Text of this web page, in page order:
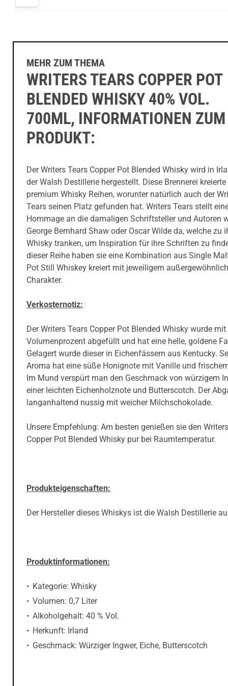
43% Vol. 700ml
MEHR ZUM THEMA
WRITERS TEARS COPPER POT
BLENDED WHISKY 40% VOL.
700ML, INFORMATIONEN ZUM
PRODUKT:
Der Writers Tears Copper Pot Blended Whisky wird in
der Walsh Destillerie hergestellt. Diese Brennerei kreierte
premium Whisky Reihen, worunter natürlich auch der
Tears seinen Platz gefunden hat. Writers Tears stellt
Hommage an die damaligen Schriftsteller und Autoren
George Bernhard Shaw oder Oscar Wilde da, welche zu
Whisky tranken, um Inspiration für ihre Schriften zu
dieser Reihe haben sie eine Kombination aus Single
Pot Still Whiskey kreiert mit jeweiligem
Charakter.
Verkosternotiz:
Der Writers Tears Copper Pot Blended Whisky wurde mit
Volumenprozent abgefüllt und hat eine helle, goldene
Gelagert wurde dieser in Eichenfässern aus Kentucky.
Aroma hat eine süße Honignote mit Vanille und
Im Mund verspürt man den Geschmack von würzigem
einer leichten Eichenholznote und Butterscotch. Der
langanhaltend nussig mit weicher Milchschokolade.
Unsere Empfehlung: Am besten genießen sie den
Copper Pot Blended Whisky pur bei Raumtemperatur.
Produkteigenschaften:
Der Hersteller dieses Whiskys ist die Walsh Destillerie
Produktinformationen:
Kategorie: Whisky
Volumen: 0,7 Liter
Alkoholgehalt: 40 % Vol.
Herkunft: Irland
Geschmack: Würziger Ingwer, Eiche, Butterscotch